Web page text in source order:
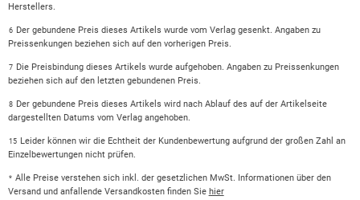
Herstellers.
6 Der gebundene Preis dieses Artikels wurde vom Verlag gesenkt. Angaben zu
Preissenkungen beziehen sich auf den vorherigen Preis.
7 Die Preisbindung dieses Artikels wurde aufgehoben. Angaben zu Preissenkungen
beziehen sich auf den letzten gebundenen Preis.
8 Der gebundene Preis dieses Artikels wird nach Ablauf des auf der Artikelseite
dargestellten Datums vom Verlag angehoben.
15 Leider können wir die Echtheit der Kundenbewertung aufgrund der großen Zahl an
Einzelbewertungen nicht prüfen.
* Alle Preise verstehen sich inkl. der gesetzlichen MwSt. Informationen über den
Versand und anfallende Versandkosten finden Sie hier